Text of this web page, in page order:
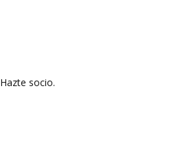
Hazte socio.